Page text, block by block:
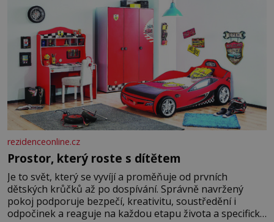
rezidenceonline.cz
Prostor, který roste s dítětem
Je to svět, který se vyvíjí a proměňuje od prvních
dětských krůčků až po dospívání. Správně navržený
pokoj podporuje bezpečí, kreativitu, soustředění i
odpočinek a reaguje na každou etapu života a specifické